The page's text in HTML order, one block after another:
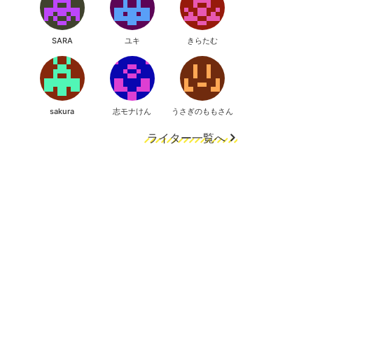
SARA ユキ きらたむ
sakura 志モナけん うさぎのももさん
ライター一覧へ